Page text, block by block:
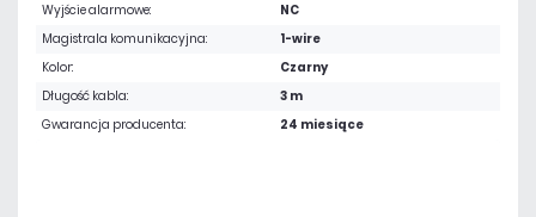
Wyjście alarmowe:
NC
Magistrala komunikacyjna:
1-wire
Kolor:
Czarny
Długość kabla:
3 m
Gwarancja producenta:
24 miesiące